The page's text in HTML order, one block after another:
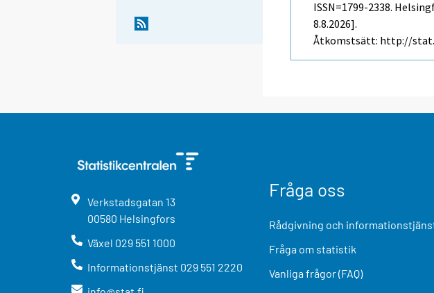
ISSN=1799-2338.
8.8.2026].
Åtkomstsätt: http://
Verkstadsgatan 13
00580 Helsingfors
Växel 029 551 1000
Informationstjänst 029 551 2220
Fråga oss
Rådgivning och
Fråga om statistik
Vanliga frågor (FAQ)